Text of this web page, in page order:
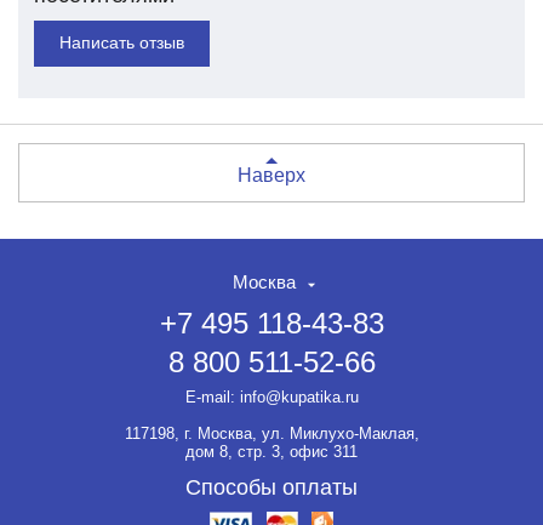
Написать отзыв
Наверх
Москва
+7 495 118-43-83
8 800 511-52-66
E-mail: info@kupatika.ru
117198, г. Москва, ул. Миклухо-Маклая,
дом 8, стр. 3, офис 311
Способы оплаты